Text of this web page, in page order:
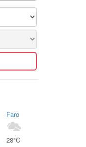
Faro
28°C